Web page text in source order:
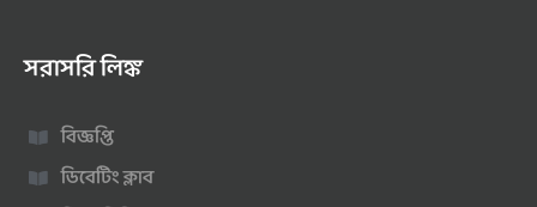
সরাসরি লিঙ্ক
বিজ্ঞপ্তি
ডিবেটিং ক্লাব